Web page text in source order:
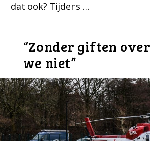
dat ook? Tijdens …
“Zonder giften
we niet”